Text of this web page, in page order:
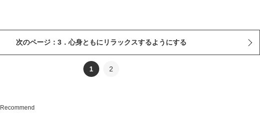
次のページ：3．心身ともにリラックスするようにする
1 2
Recommend